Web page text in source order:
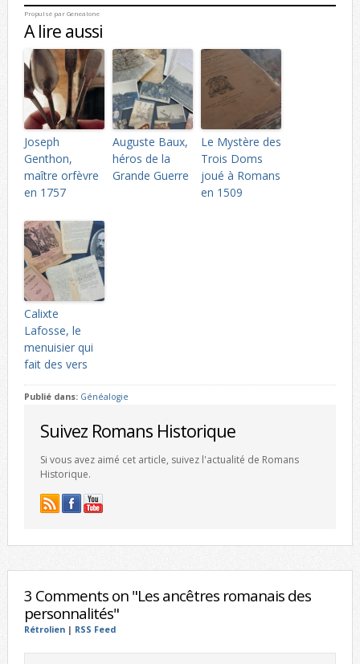
Propulsé par Genealone
A lire aussi
Joseph
Genthon,
maître orfèvre
en 1757
Auguste Baux,
héros de la
Grande Guerre
Le Mystère des
Trois Doms
joué à Romans
en 1509
Calixte
Lafosse, le
menuisier qui
fait des vers
Publié dans: Généalogie
Suivez Romans Historique
Si vous avez aimé cet article, suivez l'actualité de Romans
Historique.
3 Comments on "Les ancêtres romanais des
personnalités"
Rétrolien| RSS Feed